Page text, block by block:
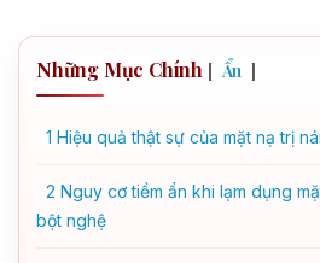
Những Mục Chính [ Ẩn ]
1 Hiệu quả thật sự của mặt nạ trị
2 Nguy cơ tiềm ẩn khi lạm dụng
bột nghệ